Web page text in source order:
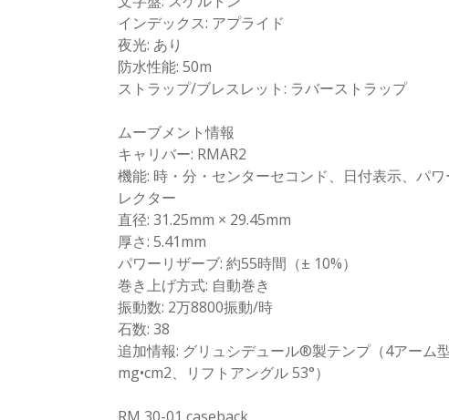
インデックス: アプライド
夜光: あり
防水性能: 50m
ストラップ/ブレスレット: ラバーストラップ
ムーブメント情報
キャリバー: RMAR2
機能: 時・分・センターセコンド、日付表示、パ
レクター
直径: 31.25mm × 29.45mm
厚さ: 5.41mm
パワーリザーブ: 約55時間（± 10%）
巻き上げ方式: 自動巻き
振動数: 2万8800振動/時
石数: 38
追加情報: グリュシデュール®製テンプ（4アーム
mg•cm2、リフトアングル 53°）